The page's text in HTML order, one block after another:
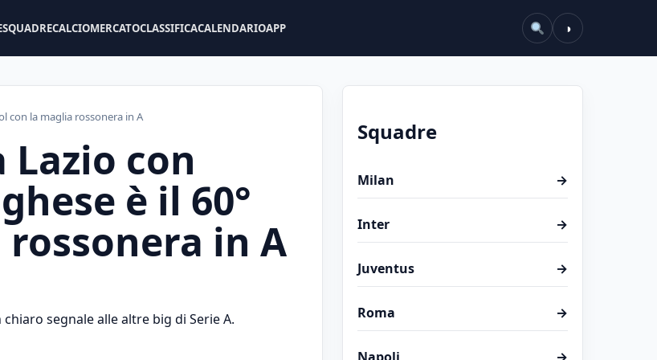
SQUADRECALCIOMERCATOCLASSIFICACALENDARIOAPP ◑
con la maglia rossonera in A
con
è il 60°
in A
segnale alle altre big di Serie A.
Squadre
Milan →
Inter →
Juventus →
Roma →